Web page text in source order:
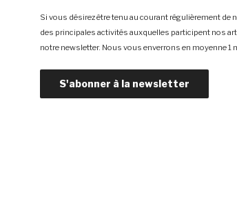
Si vous désirez être tenu au courant régulièrement
des principales activités auxquelles participent nos
notre newsletter. Nous vous enverrons en moyenne 1